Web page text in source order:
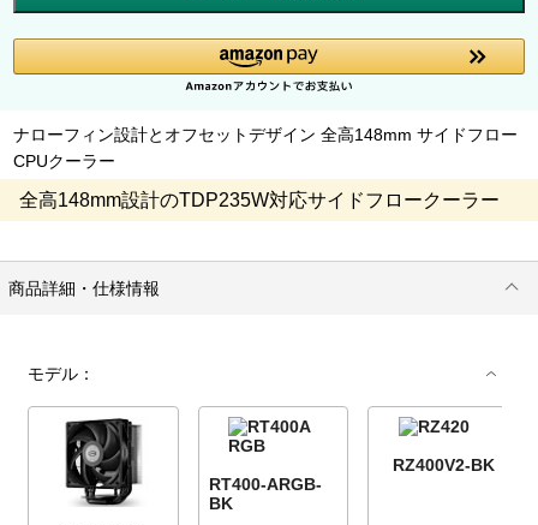
ナローフィン設計とオフセットデザイン 全高148mm サイドフロー
CPUクーラー
全高148mm設計のTDP235W対応サイドフロークーラー
商品詳細・仕様情報
モデル：
RT400-ARGB-
BK
RZ400V2-BK